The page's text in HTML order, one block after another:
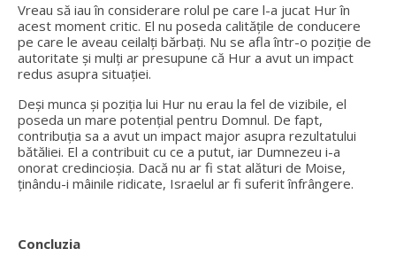
Vreau să iau în considerare rolul pe care l-a jucat Hur în
acest moment critic. El nu poseda calitățile de conducere
pe care le aveau ceilalți bărbați. Nu se afla într-o poziție de
autoritate și mulți ar presupune că Hur a avut un impact
redus asupra situației.
Deși munca și poziția lui Hur nu erau la fel de vizibile, el
poseda un mare potențial pentru Domnul. De fapt,
contribuția sa a avut un impact major asupra rezultatului
bătăliei. El a contribuit cu ce a putut, iar Dumnezeu i-a
onorat credincioșia. Dacă nu ar fi stat alături de Moise,
ținându-i mâinile ridicate, Israelul ar fi suferit înfrângere.
Concluzia